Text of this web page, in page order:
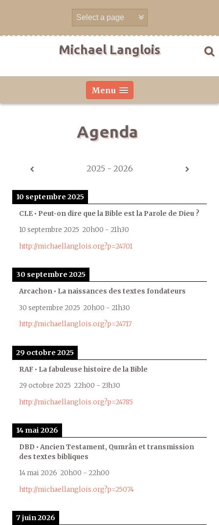
Michael Langlois
Menu
Agenda
2025 - 2026
10 septembre 2025
CLE • Peut-on dire que la Bible est la Parole de Dieu ?
10 septembre 2025 20h00 - 21h30
http://michaellanglois.org?p=24701
30 septembre 2025
Arcachon • La naissances des textes fondateurs
30 septembre 2025 20h00 - 21h30
http://michaellanglois.org?p=24717
29 octobre 2025
RAF • La fabuleuse histoire de la Bible
29 octobre 2025 22h00 - 23h30
http://michaellanglois.org?p=24785
14 mai 2026
DBD • Ancien Testament, Qumrân et transmission
des textes bibliques
14 mai 2026 20h00 - 22h00
http://michaellanglois.org?p=25074
7 juin 2026